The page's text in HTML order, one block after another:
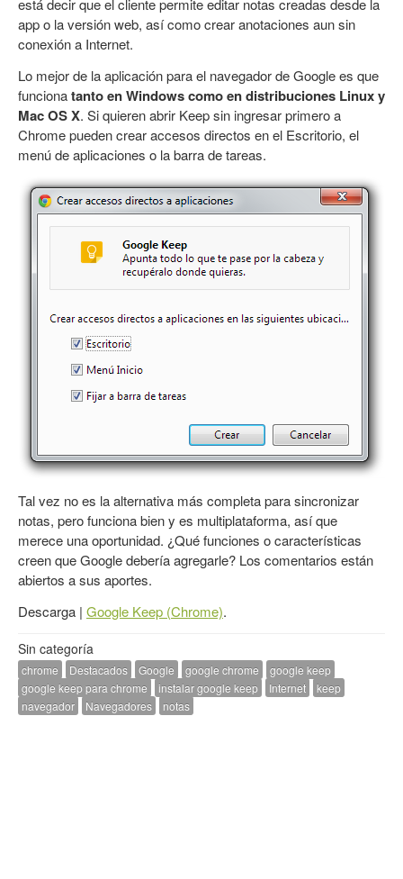
está decir que el cliente permite editar notas creadas desde la
app o la versión web, así como crear anotaciones aun sin
conexión a Internet.
Lo mejor de la aplicación para el navegador de Google es que
funcionatanto en Windows como en distribuciones Linux y
Mac OS X. Si quieren abrir Keep sin ingresar primero a
Chrome pueden crear accesos directos en el Escritorio, el
menú de aplicaciones o la barra de tareas.
Tal vez no es la alternativa más completa para sincronizar
notas, pero funciona bien y es multiplataforma, así que
merece una oportunidad. ¿Qué funciones o características
creen que Google debería agregarle? Los comentarios están
abiertos a sus aportes.
Descarga | Google Keep (Chrome).
Sin categoría
chrome Destacados Google google chrome
google keep
google keep para chrome
instalar google keep Internet
keep
navegador
Navegadores notas